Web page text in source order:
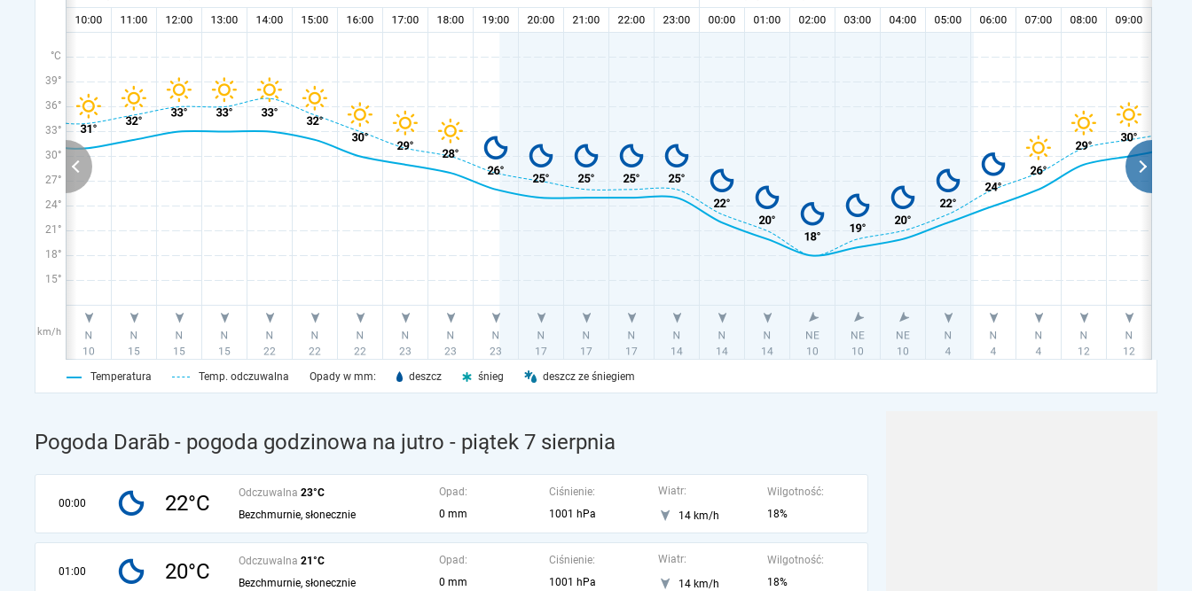
°C
39°
36°
33°
30°
27°
24°
21°
18°
15°
km/h
Temperatura Temp. odczuwalna Opady w mm: deszcz śnieg deszcz ze śniegiem
Pogoda Darāb - pogoda godzinowa na jutro - piątek 7 sierpnia
00:00 22°C Odczuwalna 23°C
Bezchmurnie, słonecznie
Opad:
0 mm
Ciśnienie:
1001 hPa
Wiatr:
14 km/h
Wilgotność:
18%
01:00 20°C Odczuwalna 21°C
Bezchmurnie, słonecznie
Opad:
0 mm
Ciśnienie:
1001 hPa
Wiatr:
14 km/h
Wilgotność:
18%